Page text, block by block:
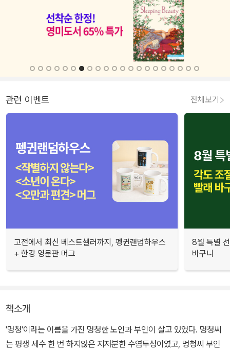
관련 이벤트 전체보기
고전에서 최신 베스트셀러까지, 펭귄랜덤하우스
+ 한강 영문판 머그
8월 특별
바구니
책소개
'멍청'이라는 이름을 가진 멍청한 노인과 부인이 살고 있었다. 멍청씨
는 평생 세수 한 번 하지않은 지저분한 수염투성이였고, 멍청씨 부인